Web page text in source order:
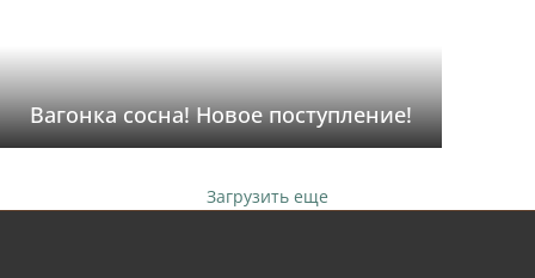
Вагонка сосна! Новое поступление!
Загрузить еще